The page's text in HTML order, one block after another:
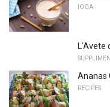
IOGA
L'Avete
Ananas
RECIPES